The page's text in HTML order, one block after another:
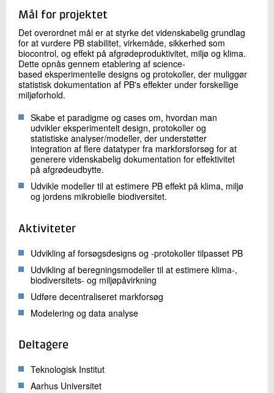
Mål for projektet
Det overordnet mål er at styrke det videnskabelig grundlag
for at vurdere PB stabilitet, virkemåde, sikkerhed som
biocontrol, og effekt på afgrødeproduktivitet, miljø og klima.
Dette opnås gennem etablering af science-
based eksperimentelle designs og protokoller, der muliggør
statistisk dokumentation af PB's effekter under forskellige
miljøforhold.
Skabe et paradigme og cases om, hvordan man
udvikler eksperimentelt design, protokoller og
statistiske analyser/modeller, der understøtter
integration af flere datatyper fra markforsforsøg for at
generere videnskabelig dokumentation for effektivitet
på afgrødeudbytte.
Udvikle modeller til at estimere PB effekt på klima, miljø
og jordens mikrobielle biodiversitet.
Aktiviteter
Udvikling af forsøgsdesigns og -protokoller tilpasset PB
Udvikling af beregningsmodeller til at estimere klima-,
biodiversitets- og miljøpåvirkning
Udføre decentraliseret markforsøg
Modelering og data analyse
Deltagere
Teknologisk Institut
Aarhus Universitet